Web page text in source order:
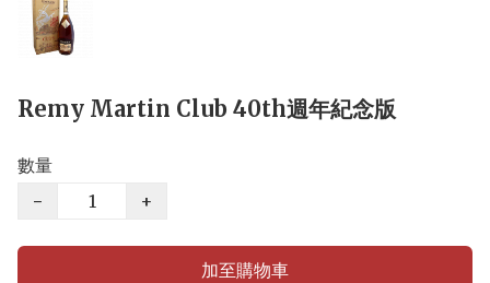
Remy Martin Club 40th週年紀念版
數量
−
+
加至購物車